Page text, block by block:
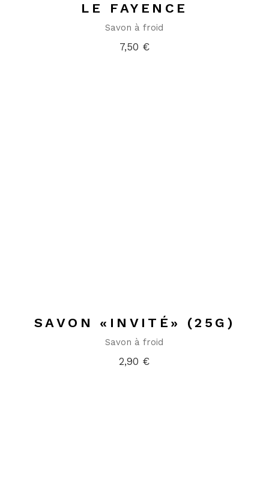
LE FAYENCE
Savon à froid
7,50 €
SAVON «INVITÉ» (25G)
Savon à froid
2,90 €